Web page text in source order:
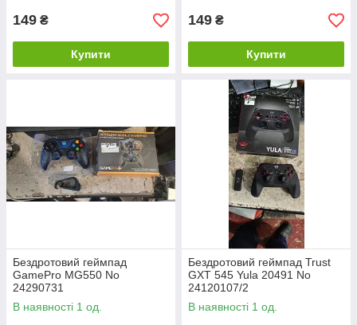
149 ₴
Купити
149 ₴
Купити
Бездротовий геймпад
GamePro MG550 No
24290731
В наявності 1 од.
Бездротовий геймпад Trust
GXT 545 Yula 20491 No
24120107/2
В наявності 1 од.